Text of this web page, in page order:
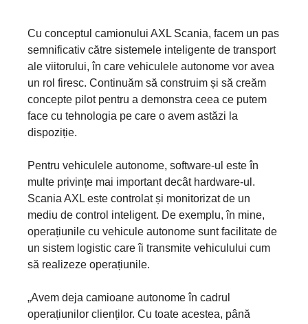
Cu conceptul camionului AXL Scania, facem un pas
semnificativ către sistemele inteligente de transport
ale viitorului, în care vehiculele autonome vor avea
un rol firesc. Continuăm să construim și să creăm
concepte pilot pentru a demonstra ceea ce putem
face cu tehnologia pe care o avem astăzi la
dispoziție.
Pentru vehiculele autonome, software-ul este în
multe privințe mai important decât hardware-ul.
Scania AXL este controlat și monitorizat de un
mediu de control inteligent. De exemplu, în mine,
operațiunile cu vehicule autonome sunt facilitate de
un sistem logistic care îi transmite vehiculului cum
să realizeze operațiunile.
„Avem deja camioane autonome în cadrul
operațiunilor clienților. Cu toate acestea, până